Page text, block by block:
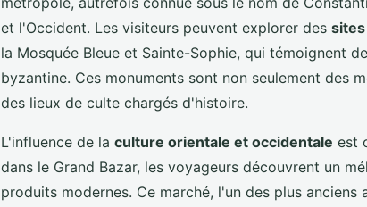
et l'Occident. Les visiteurs peuvent explorer des
la Mosquée Bleue et Sainte-Sophie, qui témoignent
byzantine. Ces monuments sont non seulement des
des lieux de culte chargés d'histoire.
L'influence de la culture orientale et occidentale est
dans le Grand Bazar, les voyageurs découvrent un
produits modernes. Ce marché, l'un des plus anciens